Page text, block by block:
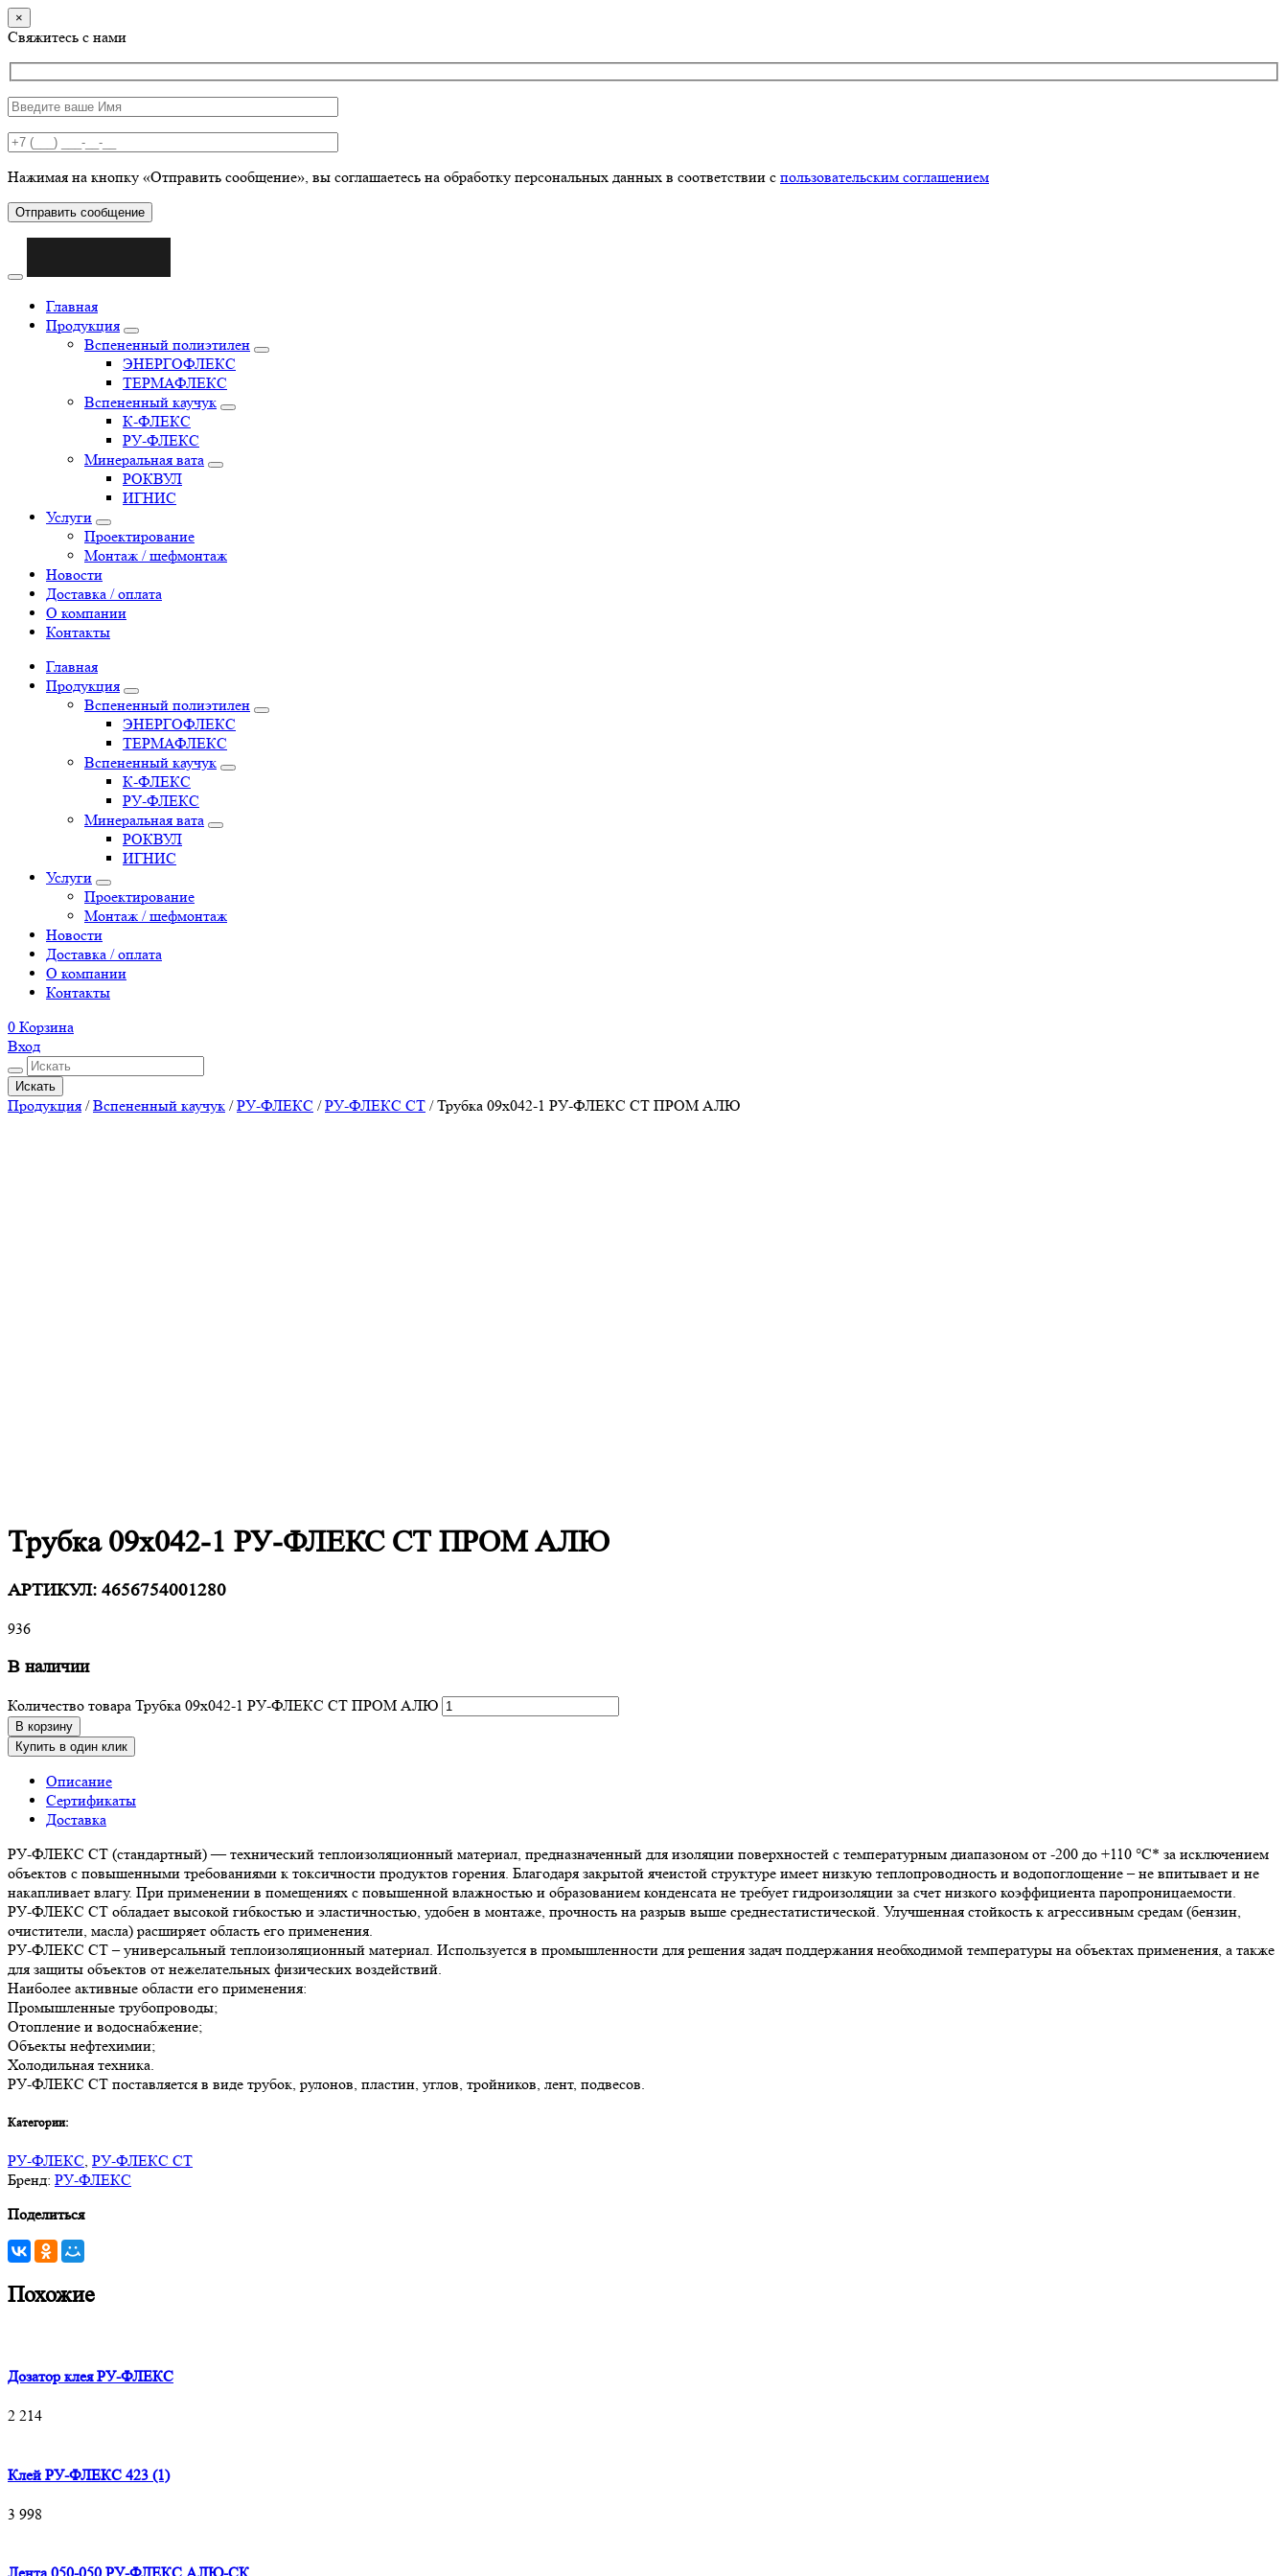
×
Свяжитесь с нами
Нажимая на кнопку «Отправить сообщение», вы соглашаетесь на обработку персональных данных в соответствии с пользовательским соглашением
Отправить сообщение
Главная
Продукция
Вспененный полиэтилен
ЭНЕРГОФЛЕКС
ТЕРМАФЛЕКС
Вспененный каучук
К-ФЛЕКС
РУ-ФЛЕКС
Минеральная вата
РОКВУЛ
ИГНИС
Услуги
Проектирование
Монтаж / шефмонтаж
Новости
Доставка / оплата
О компании
Контакты
Главная
Продукция
Вспененный полиэтилен
ЭНЕРГОФЛЕКС
ТЕРМАФЛЕКС
Вспененный каучук
К-ФЛЕКС
РУ-ФЛЕКС
Минеральная вата
РОКВУЛ
ИГНИС
Услуги
Проектирование
Монтаж / шефмонтаж
Новости
Доставка / оплата
О компании
Контакты
0 Корзина
Вход
Искать
Продукция /Вспененный каучук /РУ-ФЛЕКС /РУ-ФЛЕКС СТ /Трубка 09х042-1 РУ-ФЛЕКС СТ ПРОМ АЛЮ
Трубка 09х042-1 РУ-ФЛЕКС СТ ПРОМ АЛЮ
АРТИКУЛ: 4656754001280
936
В наличии
Количество товара Трубка 09х042-1 РУ-ФЛЕКС СТ ПРОМ АЛЮ
В корзину
Купить в один клик
Описание
Сертификаты
Доставка
РУ-ФЛЕКС СТ (стандартный) — технический теплоизоляционный материал, предназначенный для изоляции поверхностей с температурным диапазоном от -200 до +110 °С* за исключением
объектов с повышенными требованиями к токсичности продуктов горения. Благодаря закрытой ячеистой структуре имеет низкую теплопроводность и водопоглощение – не впитывает и не
накапливает влагу. При применении в помещениях с повышенной влажностью и образованием конденсата не требует гидроизоляции за счет низкого коэффициента паропроницаемости.
РУ-ФЛЕКС СТ обладает высокой гибкостью и эластичностью, удобен в монтаже, прочность на разрыв выше среднестатистической. Улучшенная стойкость к агрессивным средам (бензин,
очистители, масла) расширяет область его применения.
РУ-ФЛЕКС СТ – универсальный теплоизоляционный материал. Используется в промышленности для решения задач поддержания необходимой температуры на объектах применения, а также
для защиты объектов от нежелательных физических воздействий.
Наиболее активные области его применения:
Промышленные трубопроводы;
Отопление и водоснабжение;
Объекты нефтехимии;
Холодильная техника.
РУ-ФЛЕКС СТ поставляется в виде трубок, рулонов, пластин, углов, тройников, лент, подвесов.
Категории:
РУ-ФЛЕКС, РУ-ФЛЕКС СТ
Бренд: РУ-ФЛЕКС
Поделиться
Похожие
Дозатор клея РУ-ФЛЕКС
2 214
Клей РУ-ФЛЕКС 423 (1)
3 998